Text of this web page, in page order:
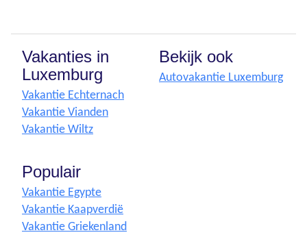
Vakanties in
Luxemburg
Vakantie Echternach
Vakantie Vianden
Vakantie Wiltz
Bekijk ook
Autovakantie Luxemburg
Populair
Vakantie Egypte
Vakantie Kaapverdië
Vakantie Griekenland